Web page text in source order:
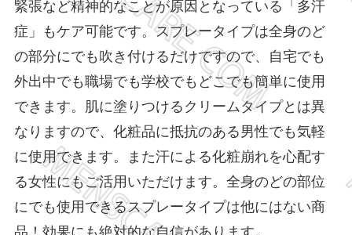
緊張など精神的なことが原因となっている「多汗
症」もケア可能です。スプレータイプは全身のど
の部分にでも吹き付けるだけですので、自宅でも
外出中でも職場でも学校でもどこでも簡単に使用
できます。肌に塗りつけるクリームタイプとは異
なりますので、化粧品に抵抗のある男性でも気軽
に使用できます。また汗による化粧崩れを心配す
る女性にもご活用いただけます。全身のどの部位
にでも使用できるスプレータイプは他にはない商